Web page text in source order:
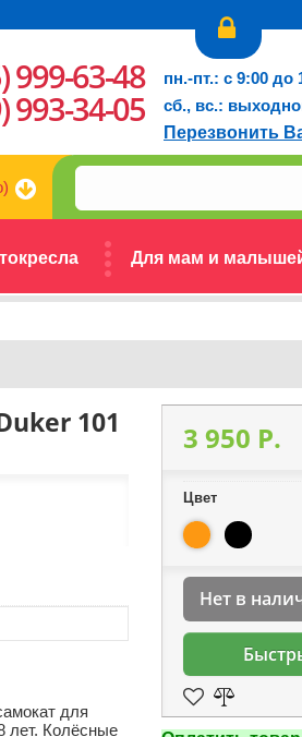
Для мам и
999-63-48
993-34-05
пн.-пт.: с 9:00 до
сб., вс.:
Перезвонить
101
для
лет. Колёсные
3 950 P.
Цвет
Нет в